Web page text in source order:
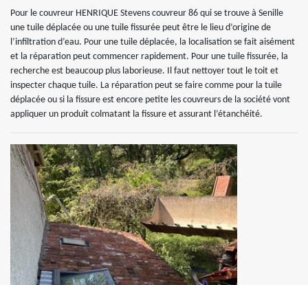
Pour le couvreur HENRIQUE Stevens couvreur 86 qui se trouve à Senille
une tuile déplacée ou une tuile fissurée peut être le lieu d’origine de
l’infiltration d’eau. Pour une tuile déplacée, la localisation se fait aisément
et la réparation peut commencer rapidement. Pour une tuile fissurée, la
recherche est beaucoup plus laborieuse. Il faut nettoyer tout le toit et
inspecter chaque tuile. La réparation peut se faire comme pour la tuile
déplacée ou si la fissure est encore petite les couvreurs de la société vont
appliquer un produit colmatant la fissure et assurant l’étanchéité.